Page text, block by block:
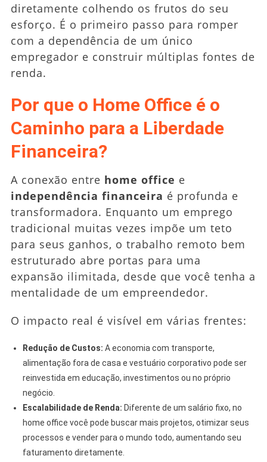
diretamente colhendo os frutos do seu
esforço. É o primeiro passo para romper
com a dependência de um único
empregador e construir múltiplas fontes de
renda.
Por que o Home Office é o
Caminho para a Liberdade
Financeira?
A conexão entre home office e
independência financeira é profunda e
transformadora. Enquanto um emprego
tradicional muitas vezes impõe um teto
para seus ganhos, o trabalho remoto bem
estruturado abre portas para uma
expansão ilimitada, desde que você tenha a
mentalidade de um empreendedor.
O impacto real é visível em várias frentes:
Redução de Custos: A economia com transporte,
alimentação fora de casa e vestuário corporativo pode ser
reinvestida em educação, investimentos ou no próprio
negócio.
Escalabilidade de Renda: Diferente de um salário fixo, no
home office você pode buscar mais projetos, otimizar seus
processos e vender para o mundo todo, aumentando seu
faturamento diretamente.